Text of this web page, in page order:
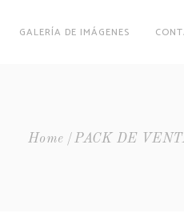
GALERÍA DE IMÁGENES
Home PACK DE